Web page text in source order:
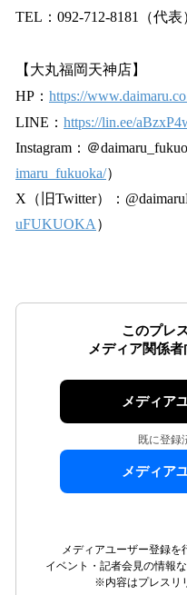
TEL：092-712-8181（代表
【大丸福岡天神店】
HP： https://
LINE： https://lin.ee/
Instagram：＠
imaru_fukuoka/）
X（旧Twitter）：
uFUKUOKA）
このプレ
メディア関係
メディア
既に登録
メディア
メディアユーザー登録を
イベント・記者会見の情報
※内容はプレスリ